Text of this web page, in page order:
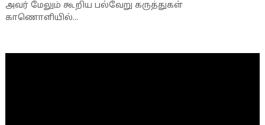
அவர் மேலும் கூறிய பல்வேறு கருத்துகள்
காணொளியில்...